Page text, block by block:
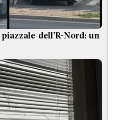
dell'R-Nord: un